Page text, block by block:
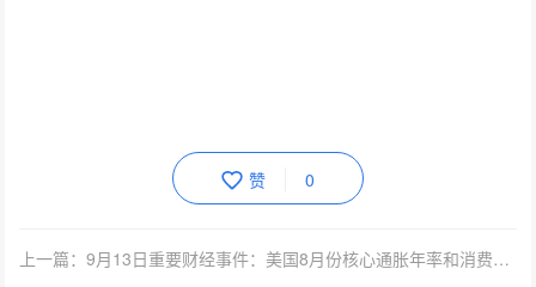
赞 0
上一篇：9月13日重要财经事件：美国8月份核心通胀年率和消费者物价指数年率